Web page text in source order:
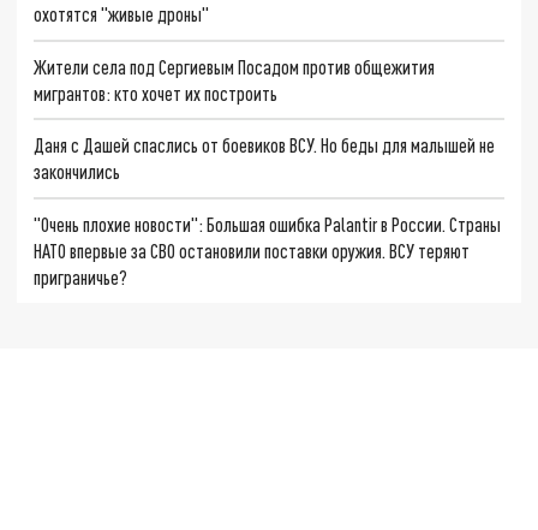
охотятся "живые дроны"
Жители села под Сергиевым Посадом против общежития
мигрантов: кто хочет их построить
Даня с Дашей спаслись от боевиков ВСУ. Но беды для малышей не
закончились
"Очень плохие новости": Большая ошибка Palantir в России. Страны
НАТО впервые за СВО остановили поставки оружия. ВСУ теряют
приграничье?